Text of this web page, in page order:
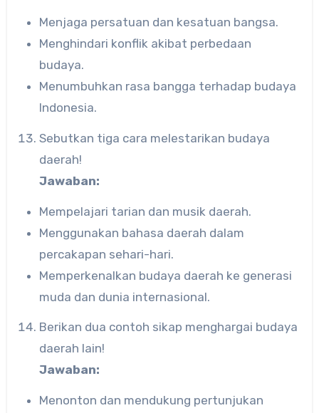
Menjaga persatuan dan kesatuan bangsa.
Menghindari konflik akibat perbedaan
budaya.
Menumbuhkan rasa bangga terhadap budaya
Indonesia.
Sebutkan tiga cara melestarikan budaya
daerah!
Jawaban:
Mempelajari tarian dan musik daerah.
Menggunakan bahasa daerah dalam
percakapan sehari-hari.
Memperkenalkan budaya daerah ke generasi
muda dan dunia internasional.
Berikan dua contoh sikap menghargai budaya
daerah lain!
Jawaban:
Menonton dan mendukung pertunjukan